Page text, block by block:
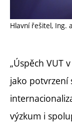
Hlavní řešitel, Ing.
„Úspěch VUT
jako potvrzení
výzkum i